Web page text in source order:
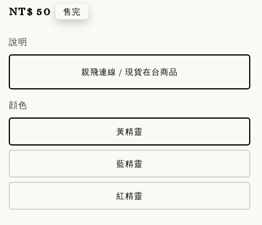
Regular
NT$ 50 售完
說明
親飛連線 / 現貨在台商品
顔色
黃精靈
藍精靈
紅精靈